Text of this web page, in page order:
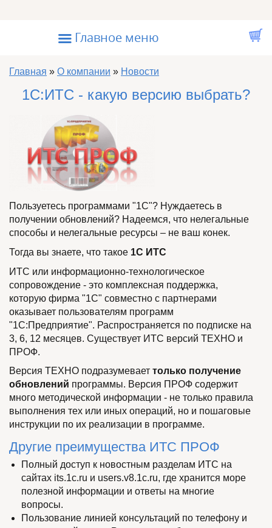
☰ Главное меню
Вы здесь
Главная » О компании » Новости
1C:ИТС - какую версию выбрать?
Пользуетесь программами "1С"? Нуждаетесь в
получении обновлений? Надеемся, что нелегальные
способы и нелегальные ресурсы – не ваш конек.
Тогда вы знаете, что такое 1С ИТС
ИТС или информационно-технологическое
сопровождение - это комплексная поддержка,
которую фирма "1С" совместно с партнерами
оказывает пользователям программ
"1С:Предприятие". Распространяется по подписке на
3, 6, 12 месяцев. Существует ИТС версий ТЕХНО и
ПРОФ.
Версия ТЕХНО подразумевает только получение
обновлений программы. Версия ПРОФ содержит
много методической информации - не только правила
выполнения тех или иных операций, но и пошаговые
инструкции по их реализации в программе.
Другие преимущества ИТС ПРОФ
Полный доступ к новостным разделам ИТС на
сайтах its.1c.ru и users.v8.1c.ru, где хранится море
полезной информации и ответы на многие
вопросы.
Пользование линией консультаций по телефону и